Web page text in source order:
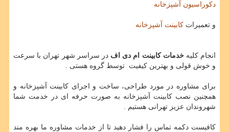
دکوراسیون آشپزخانه
و تعمیرات کابینت آشپزخانه
انجام کلیهخدمات کابینت ام دی اف در سراسر شهر تهران با سرعت
و خوش قولی و بهترین کیفیت توسط گروه هستی .
برای مشاوره در مورد طراحی، ساخت و اجرای کابینت آشپزخانه و
همچنین نصب کابینت آشپزخانه به صورت حرفه ای در خدمت شما
شهروندان عزیز تهرانی هستیم .
کافیست دکمه تماس را فشار دهید تا از خدمات مشاوره ما بهره مند